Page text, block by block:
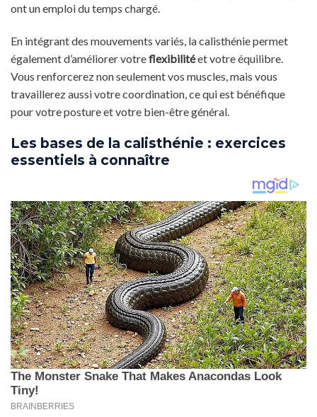
ont un emploi du temps chargé.
En intégrant des mouvements variés, la calisthénie permet
également d’améliorer votreflexibilitéet votre équilibre.
Vous renforcerez non seulement vos muscles, mais vous
travaillerez aussi votre coordination, ce qui est bénéfique
pour votre posture et votre bien-être général.
Les bases de la calisthénie : exercices
essentiels à connaître